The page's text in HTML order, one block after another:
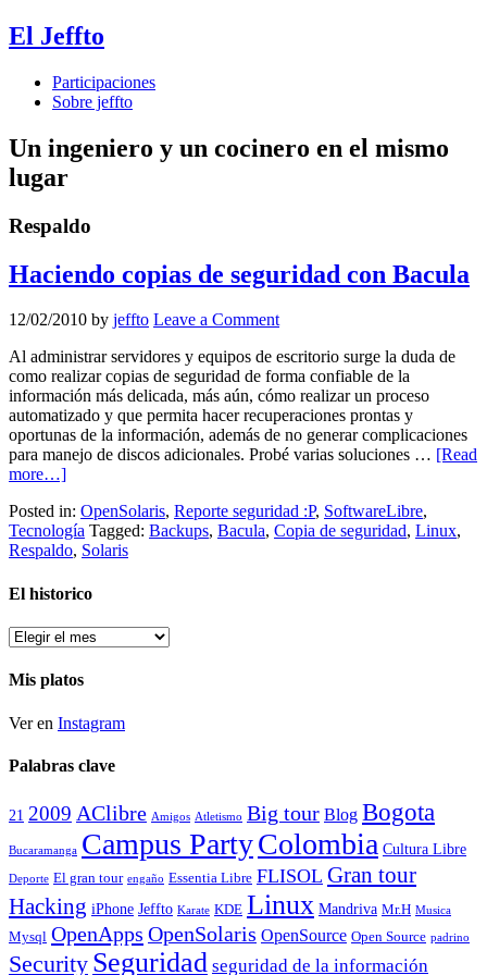
El Jeffto
Participaciones
Sobre jeffto
Un ingeniero y un cocinero en el mismo
lugar
Respaldo
Haciendo copias de seguridad con Bacula
12/02/2010 by jeffto Leave a Comment
Al administrar servidores y equipos de escritorio surge la duda de
como realizar copias de seguridad de forma confiable de la
información más delicada, más aún, cómo realizar un proceso
automatizado y que permita hacer recuperaciones prontas y
oportunas de la información, además de no generar complicaciones
para manejo de discos adicionales. Probé varias soluciones … [Read
more…]
Posted in: OpenSolaris, Reporte seguridad :P, SoftwareLibre,
Tecnología Tagged: Backups, Bacula, Copia de seguridad, Linux,
Respaldo, Solaris
El historico
El
Mis platos
Ver en Instagram
Palabras clave
21 2009 AClibre Amigos Atletismo Big tour Blog Bogota
Bucaramanga Campus PartyColombia Cultura Libre
Deporte El gran tour engaño Essentia Libre FLISOL Gran tour
Hacking iPhone Jeffto Karate KDE Linux Mandriva Mr.H Musica
Mysql OpenApps OpenSolaris OpenSource Open Source padrino
Security Seguridad seguridad de la información